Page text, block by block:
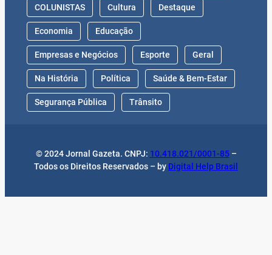
COLUNISTAS Cultura Destaque
Economia Educação
Empresas e Negócios Esporte Geral
Na História Política Saúde & Bem-Estar
Segurança Pública Trânsito
© 2024 Jornal Gazeta. CNPJ: 10.418.021/0001-85–
Todos os Direitos Reservados – by Digital Help Brasil